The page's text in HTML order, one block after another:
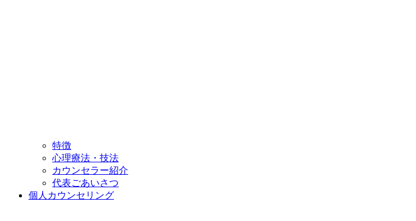
特徴
心理療法・技法
カウンセラー紹介
代表ごあいさつ
個人カウンセリング